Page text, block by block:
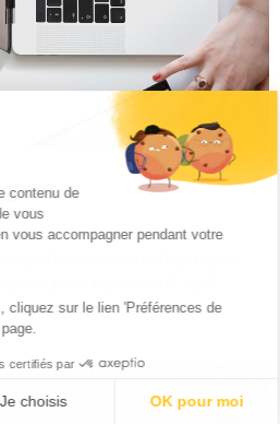
simplifiées) est un statut
l’on crée son entreprise, la
se pose rapidement : quel
son entreprise ?